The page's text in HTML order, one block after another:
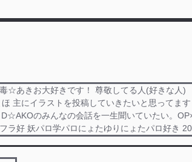
毒☆あきお大好きです！ 尊敬してる人(好きな
にイラストを投稿していきたいと思ってます
のみんなの会話を一生聞いていたい。
ラ好 妖パロ学パロにょたゆりにょたパロ好き